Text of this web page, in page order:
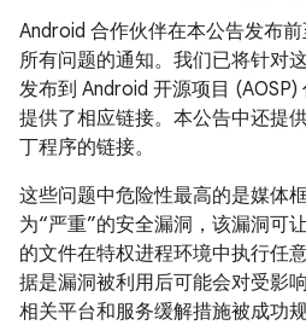
Android 合作伙伴在本公告发布
所有问题的通知。我们已将针对
发布到 Android 开源项目
提供了相应链接。本公告中还提
丁程序的链接。
这些问题中危险性最高的是媒体
为“严重”的安全漏洞，该漏洞可
的文件在特权进程环境中执行任意
据是漏洞被利用后可能会对受影
相关平台和服务缓解措施被成功